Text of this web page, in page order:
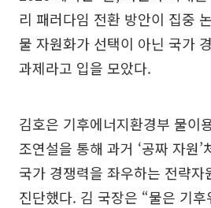
리 패러다임 전환 방안이 집중
물 자원화가 선택이 아닌 국가
과제라고 입을 모았다.
김호은 기후에너지환경부 물이
조연설을 통해 과거 ‘공짜 자원
국가 경쟁력을 좌우하는 전략
진단했다. 김 국장은 “물은 기